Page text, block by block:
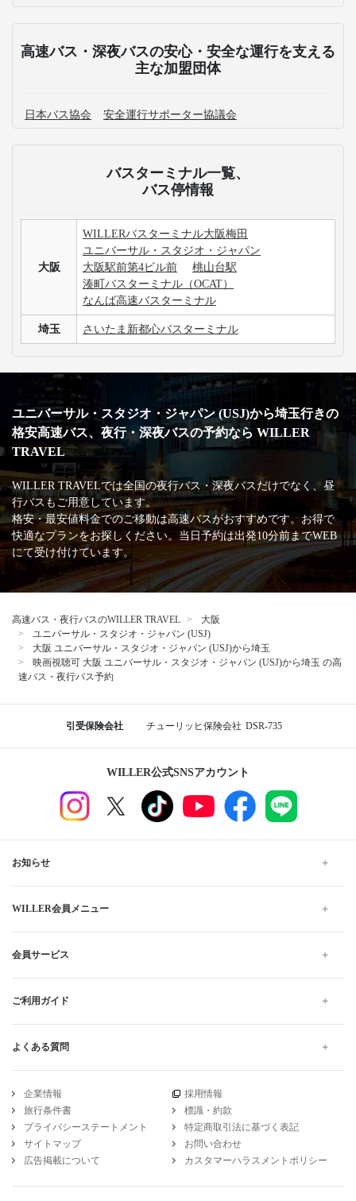
高速バス・深夜バスの安心・安全な運行を支える
主な加盟団体
日本バス協会 安全運行サポーター協議会
バスターミナル一覧、
バス停情報
大阪
WILLERバスターミナル大阪梅田
ユニバーサル・スタジオ・ジャパン
大阪駅前第4ビル前
桃山台駅
湊町バスターミナル（OCAT）
なんば高速バスターミナル
埼玉 さいたま新都心バスターミナル
ユニバーサル・スタジオ・ジャパン (USJ)から埼玉行きの
格安高速バス、夜行・深夜バスの予約なら WILLER
TRAVEL
WILLER TRAVELでは全国の夜行バス・深夜バスだけでなく、昼
行バスもご用意しています。
格安・最安値料金でのご移動は高速バスがおすすめです。お得で
快適なプランをお探しください。当日予約は出発10分前までWEB
にて受け付けています。
高速バス・夜行バスのWILLER TRAVEL
大阪
ユニバーサル・スタジオ・ジャパン (USJ)
大阪 ユニバーサル・スタジオ・ジャパン (USJ)から埼玉
映画視聴可 大阪 ユニバーサル・スタジオ・ジャパン (USJ)から埼玉 の高
速バス・夜行バス予約
引受保険会社 チューリッヒ保険会社 DSR-735
WILLER公式SNSアカウント
お知らせ
WILLER会員メニュー
会員サービス
ご利用ガイド
よくある質問
企業情報
採用情報
旅行条件書
標識・約款
プライバシーステートメント
特定商取引法に基づく表記
サイトマップ
お問い合わせ
広告掲載について
カスタマーハラスメントポリシー